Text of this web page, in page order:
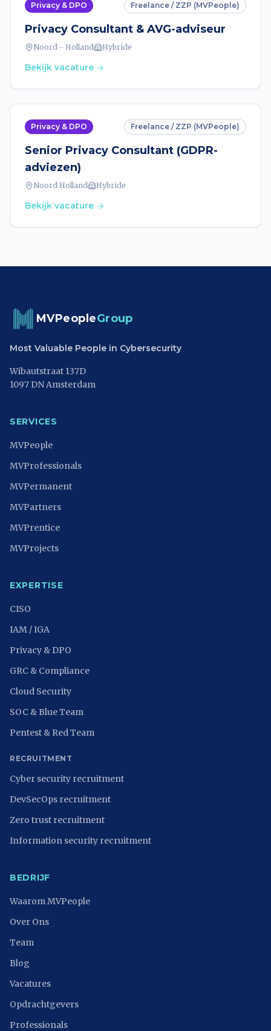
Privacy & DPO Freelance / ZZP (MVPeople)
Privacy Consultant & AVG-adviseur
Noord - Holland Hybride
Bekijk vacature
Privacy & DPO Freelance / ZZP (MVPeople)
Senior Privacy Consultant (GDPR-
adviezen)
Noord Holland Hybride
Bekijk vacature
MVPeopleGroup
Most Valuable People in Cybersecurity
Wibautstraat 137D
1097 DN Amsterdam
SERVICES
MVPeople
MVProfessionals
MVPermanent
MVPartners
MVPrentice
MVProjects
EXPERTISE
CISO
IAM / IGA
Privacy & DPO
GRC & Compliance
Cloud Security
SOC & Blue Team
Pentest & Red Team
RECRUITMENT
Cyber security recruitment
DevSecOps recruitment
Zero trust recruitment
Information security recruitment
BEDRIJF
Waarom MVPeople
Over Ons
Team
Blog
Vacatures
Opdrachtgevers
Professionals